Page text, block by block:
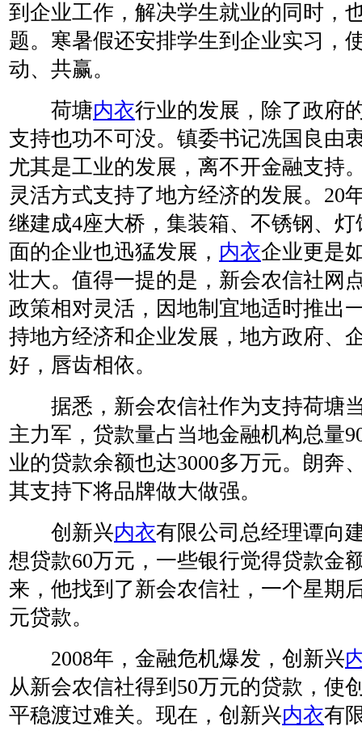
到企业工作，解决学生就业的同时，
题。寒暑假还安排学生到企业实习，
动、共赢。
荷塘内衣行业的发展，除了政府
支持也功不可没。镇委书记冼国良由
尤其是工业的发展，离不开金融支持
灵活方式支持了地方经济的发展。20
继建成4座大桥，集装箱、不锈钢、
面的企业也迅猛发展， 内衣企业更是
壮大。值得一提的是，新会农信社网
政策相对灵活，因地制宜地适时推出
持地方经济和企业发展，地方政府、
好，唇齿相依。
据悉，新会农信社作为支持荷塘
主力军，贷款量占当地金融机构总量
业的贷款余额也达3000多万元。朗奔
其支持下将品牌做大做强。
创新兴内衣有限公司总经理谭向
想贷款60万元，一些银行觉得贷款金
来，他找到了新会农信社，一个星期
元贷款。
2008年，金融危机爆发，创新兴
从新会农信社得到50万元的贷款，使
平稳渡过难关。现在，创新兴内衣有